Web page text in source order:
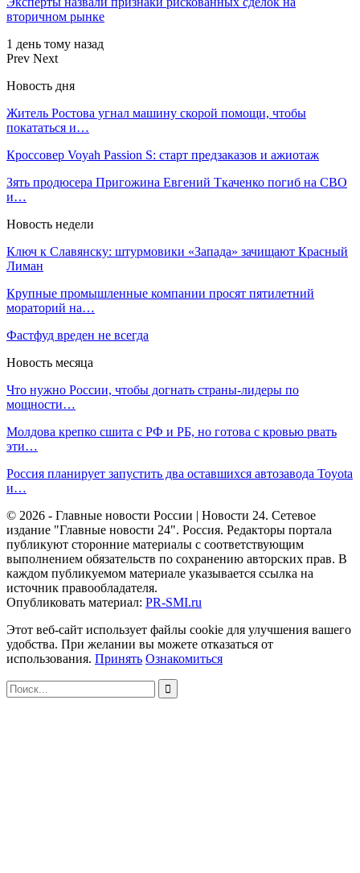
вторичном рынке
1 день тому назад
Prev Next
Новость дня
Житель Ростова угнал машину скорой помощи, чтобы
покататься и…
Кроссовер Voyah Passion S: старт предзаказов и ажиотаж
Зять продюсера Пригожина Евгений Ткаченко погиб на СВО
и…
Новость недели
Ключ к Славянску: штурмовики «Запада» зачищают Красный
Лиман
Крупные промышленные компании просят пятилетний
мораторий на…
Фастфуд вреден не всегда
Новость месяца
Что нужно России, чтобы догнать страны-лидеры по
мощности…
Молдова крепко сшита с РФ и РБ, но готова с кровью рвать
эти…
Россия планирует запустить два оставшихся автозавода Toyota
и…
© 2026 - Главные новости России | Новости 24. Сетевое
издание "Главные новости 24". Россия. Редакторы портала
публикуют сторонние материалы с соответствующим
выполнением обязательств по сохранению авторских прав. В
каждом публикуемом материале указывается ссылка на
источник правообладателя.
Опубликовать материал: PR-SMI.ru
Этот веб-сайт использует файлы cookie для улучшения вашего
удобства. При желании вы можете отказаться от
использования. Принять Ознакомиться